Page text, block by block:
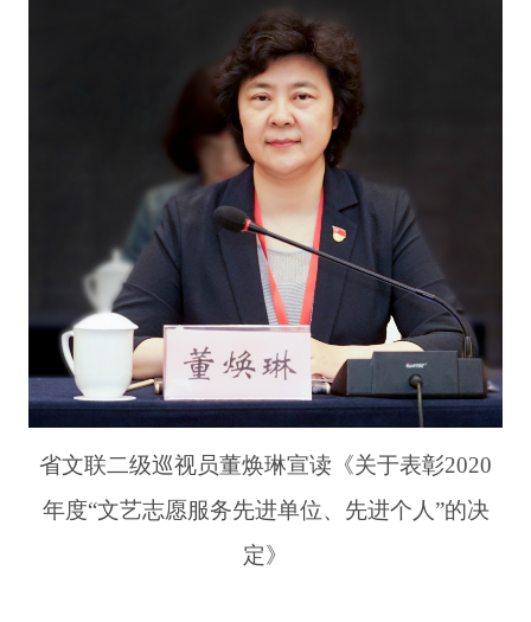
省文联二级巡视员董焕琳宣读《关于表彰2020
年度“文艺志愿服务先进单位、先进个人”的决
定》